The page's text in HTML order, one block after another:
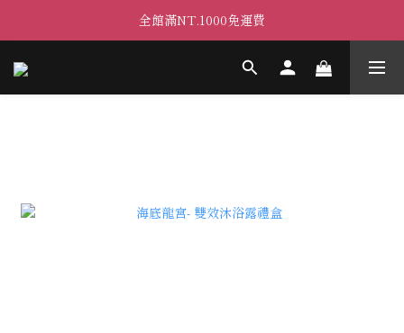
全館滿NT.1000免運費